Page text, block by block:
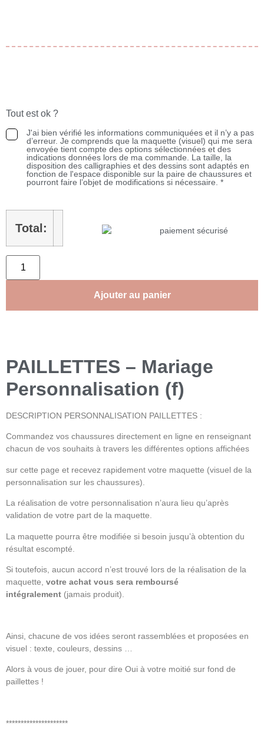
Tout est ok ?
J'ai bien vérifié les informations communiquées et il n’y a pas
d’erreur. Je comprends que la maquette (visuel) qui me sera
envoyée tient compte des options sélectionnées et des
indications données lors de ma commande. La taille, la
disposition des calligraphies et des dessins sont adaptés en
fonction de l'espace disponible sur la paire de chaussures et
pourront faire l’objet de modifications si nécessaire. *
Total:
Ajouter au panier
PAILLETTES – Mariage
Personnalisation (f)
DESCRIPTION PERSONNALISATION PAILLETTES :
Commandez vos chaussures directement en ligne en renseignant
chacun de vos souhaits à travers les différentes options affichées
sur cette page et recevez rapidement votre maquette (visuel de la
personnalisation sur les chaussures).
La réalisation de votre personnalisation n’aura lieu qu’après
validation de votre part de la maquette.
La maquette pourra être modifiée si besoin jusqu’à obtention du
résultat escompté.
Si toutefois, aucun accord n’est trouvé lors de la réalisation de la
maquette, votre achat vous sera remboursé
intégralement (jamais produit).
Ainsi, chacune de vos idées seront rassemblées et proposées en
visuel : texte, couleurs, dessins …
Alors à vous de jouer, pour dire Oui à votre moitié sur fond de
paillettes !
*********************